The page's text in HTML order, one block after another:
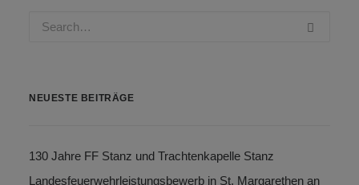
NEUESTE BEITRÄGE
130 Jahre FF Stanz und Trachtenkapelle Stanz
Landesfeuerwehrleistungsbewerb in St. Margarethen an